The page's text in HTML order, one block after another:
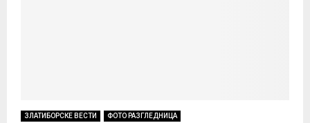
ЗЛАТИБОРСКЕ ВЕСТИ ФОТО РАЗГЛЕДНИЦА